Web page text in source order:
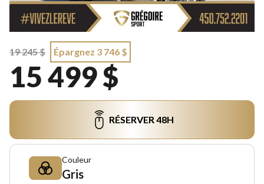
19 245 $ Épargnez 3 746 $
15 499 $
RÉSERVER 48H
Couleur
Gris